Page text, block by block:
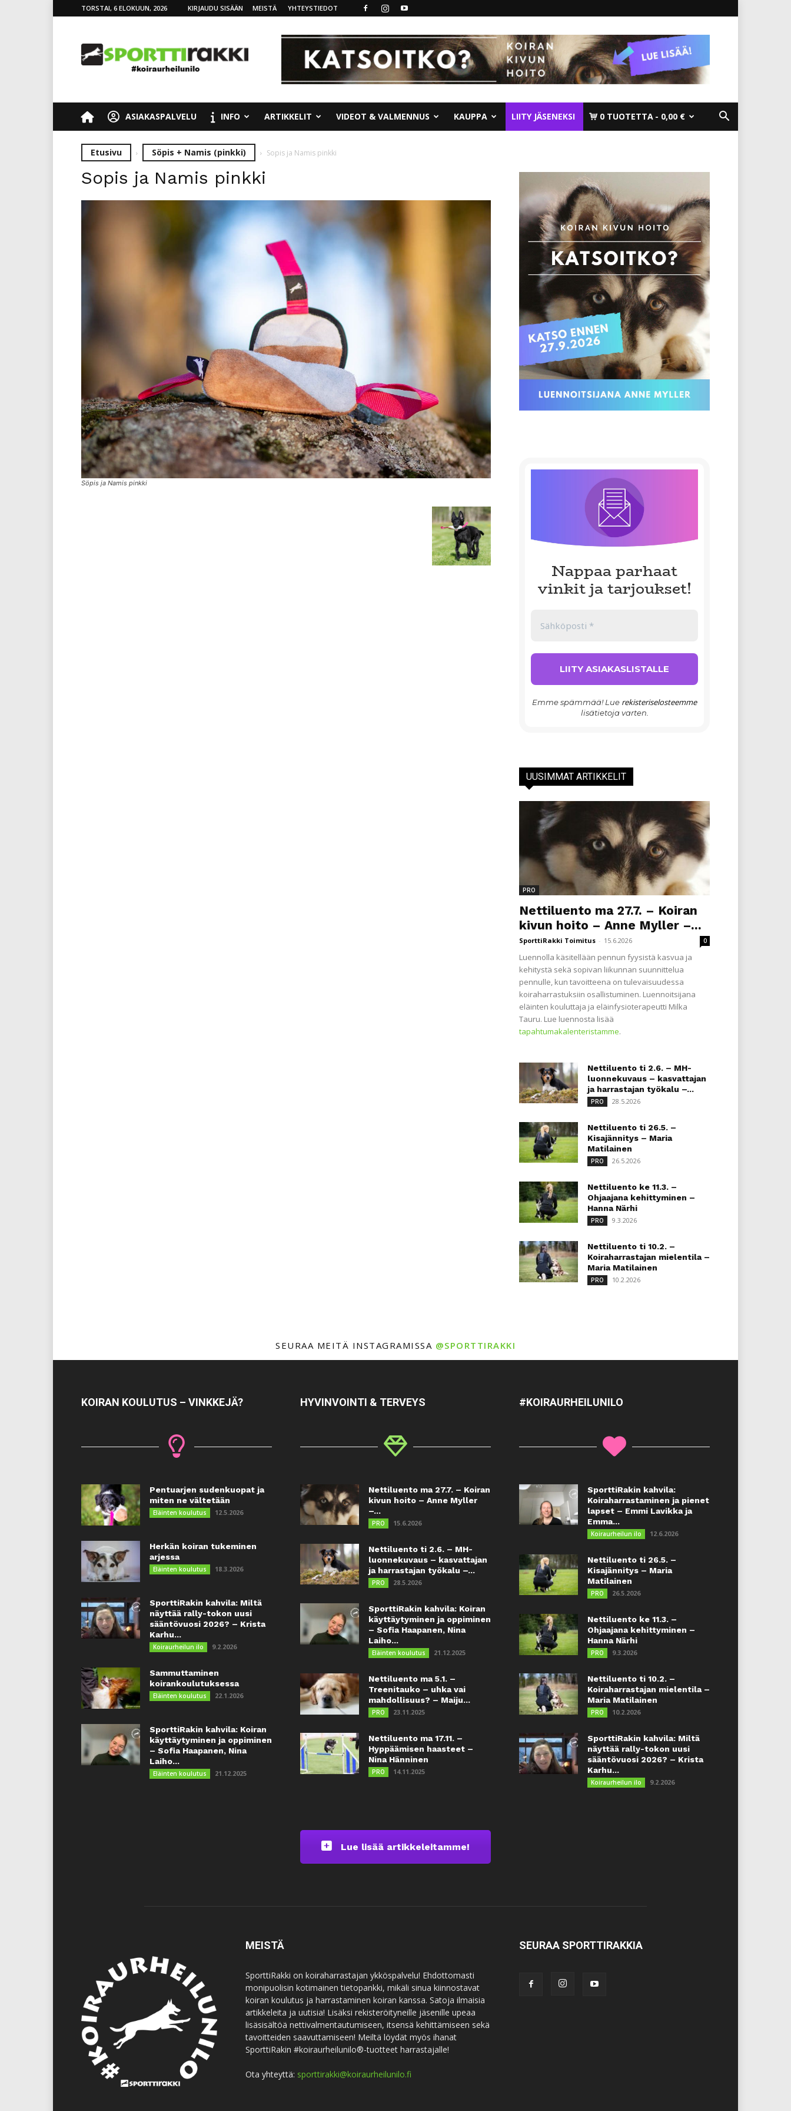
TORSTAI, 6 ELOKUUN, 2026 KIRJAUDU SISÄÄN MEISTÄ YHTEYSTIEDOT
ASIAKASPALVELU INFO ARTIKKELIT VIDEOT & VALMENNUS KAUPPA LIITY JÄSENEKSI 0 TUOTETTA 0,00 €
Etusivu Söpis + Namis (pinkki) Sopis ja Namis pinkki
Sopis ja Namis pinkki
Söpis ja Namis pinkki
Nappaa parhaat
vinkit ja tarjoukset!
Emme spämmää! Lue rekisteriselosteemme
lisätietoja varten.
UUSIMMAT ARTIKKELIT
PRO
Nettiluento ma 27.7. – Koiran
kivun hoito – Anne Myller –...
SporttiRakki Toimitus - 15.6.2026 0
Luennolla käsitellään pennun fyysistä kasvua ja
kehitystä sekä sopivan liikunnan suunnittelua
pennulle, kun tavoitteena on tulevaisuudessa
koiraharrastuksiin osallistuminen. Luennoitsijana
eläinten kouluttaja ja eläinfysioterapeutti Milka
Tauru. Lue luennosta lisää
tapahtumakalenteristamme.
Nettiluento ti 2.6. – MH-
luonnekuvaus – kasvattajan
ja harrastajan työkalu –...
PRO 28.5.2026
Nettiluento ti 26.5. –
Kisajännitys – Maria
Matilainen
PRO 26.5.2026
Nettiluento ke 11.3. –
Ohjaajana kehittyminen –
Hanna Närhi
PRO 9.3.2026
Nettiluento ti 10.2. –
Koiraharrastajan mielentila –
Maria Matilainen
PRO 10.2.2026
SEURAA MEITÄ INSTAGRAMISSA @SPORTTIRAKKI
KOIRAN KOULUTUS – VINKKEJÄ?
Pentuarjen sudenkuopat ja
miten ne vältetään
Eläinten koulutus 12.5.2026
Herkän koiran tukeminen
arjessa
Eläinten koulutus 18.3.2026
SporttiRakin kahvila: Miltä
näyttää rally-tokon uusi
sääntövuosi 2026? – Krista
Karhu...
Koiraurheilun ilo 9.2.2026
Sammuttaminen
koirankoulutuksessa
Eläinten koulutus 22.1.2026
SporttiRakin kahvila: Koiran
käyttäytyminen ja oppiminen
– Sofia Haapanen, Nina
Laiho...
Eläinten koulutus 21.12.2025
HYVINVOINTI & TERVEYS
Nettiluento ma 27.7. – Koiran
kivun hoito – Anne Myller
–...
PRO 15.6.2026
Nettiluento ti 2.6. – MH-
luonnekuvaus – kasvattajan
ja harrastajan työkalu –...
PRO 28.5.2026
SporttiRakin kahvila: Koiran
käyttäytyminen ja oppiminen
– Sofia Haapanen, Nina
Laiho...
Eläinten koulutus 21.12.2025
Nettiluento ma 5.1. –
Treenitauko – uhka vai
mahdollisuus? – Maiju...
PRO 23.11.2025
Nettiluento ma 17.11. –
Hyppäämisen haasteet –
Nina Hänninen
PRO 14.11.2025
Lue lisää artikkeleitamme!
#KOIRAURHEILUNILO
SporttiRakin kahvila:
Koiraharrastaminen ja pienet
lapset – Emmi Lavikka ja
Emma...
Koiraurheilun ilo 12.6.2026
Nettiluento ti 26.5. –
Kisajännitys – Maria
Matilainen
PRO 26.5.2026
Nettiluento ke 11.3. –
Ohjaajana kehittyminen –
Hanna Närhi
PRO 9.3.2026
Nettiluento ti 10.2. –
Koiraharrastajan mielentila –
Maria Matilainen
PRO 10.2.2026
SporttiRakin kahvila: Miltä
näyttää rally-tokon uusi
sääntövuosi 2026? – Krista
Karhu...
Koiraurheilun ilo 9.2.2026
MEISTÄ
SporttiRakki on koiraharrastajan ykköspalvelu! Ehdottomasti
monipuolisin kotimainen tietopankki, mikäli sinua kiinnostavat
koiran koulutus ja harrastaminen koiran kanssa. Satoja ilmaisia
artikkeleita ja uutisia! Lisäksi rekisteröityneille jäsenille upeaa
lisäsisältöä nettivalmentautumiseen, itsensä kehittämiseen sekä
tavoitteiden saavuttamiseen! Meiltä löydät myös ihanat
SporttiRakin #koiraurheilunilo®-tuotteet harrastajalle!
Ota yhteyttä: sporttirakki@koiraurheilunilo.fi
SEURAA SPORTTIRAKKIA